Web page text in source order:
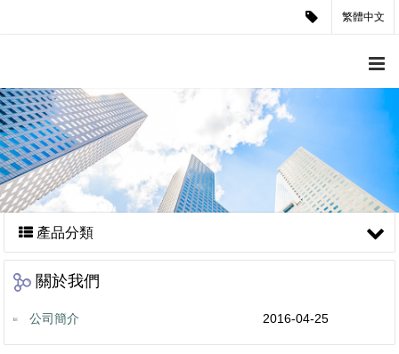
繁體中文
產品分類
關於我們
公司簡介 2016-04-25